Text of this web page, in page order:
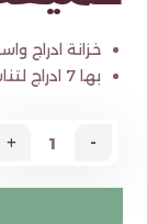
خزانة ادراج
بها 7 ادراج لتناسب الأغراض المتنوعة
-
+